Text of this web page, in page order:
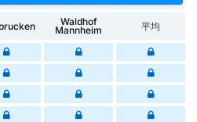
Waldhof
Mannheim 平均